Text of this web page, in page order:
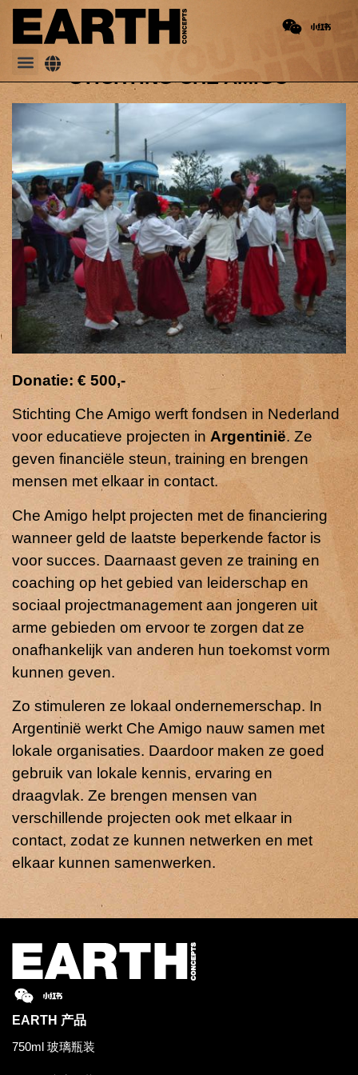
PREVIOUS
Keramische waterfilter productie
STICHTING CHE AMIGO
Donatie: € 500,-
Stichting Che Amigo werft fondsen in Nederland
voor educatieve projecten in Argentinië. Ze
geven financiële steun, training en brengen
mensen met elkaar in contact.
Che Amigo helpt projecten met de financiering
wanneer geld de laatste beperkende factor is
voor succes. Daarnaast geven ze training en
coaching op het gebied van leiderschap en
sociaal projectmanagement aan jongeren uit
arme gebieden om ervoor te zorgen dat ze
onafhankelijk van anderen hun toekomst vorm
kunnen geven.
Zo stimuleren ze lokaal ondernemerschap. In
Argentinië werkt Che Amigo nauw samen met
lokale organisaties. Daardoor maken ze goed
gebruik van lokale kennis, ervaring en
draagvlak. Ze brengen mensen van
verschillende projecten ook met elkaar in
contact, zodat ze kunnen netwerken en met
elkaar kunnen samenwerken.
EARTH 产品
750ml 玻璃瓶装